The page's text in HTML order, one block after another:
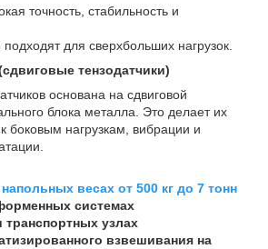
точность, стабильность и
для сверхбольших нагрузок.
тензодатчики)
основана на сдвиговой
блока металла. Это делает их
боковым нагрузкам, вибрации и
весах от 500 кг до 7 тонн
системах
узлах
взвешивания на